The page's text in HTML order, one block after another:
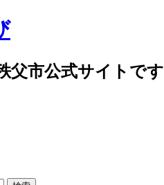
父市公式サイトです